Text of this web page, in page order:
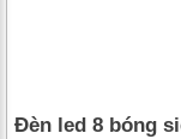
Đèn led 8 bóng